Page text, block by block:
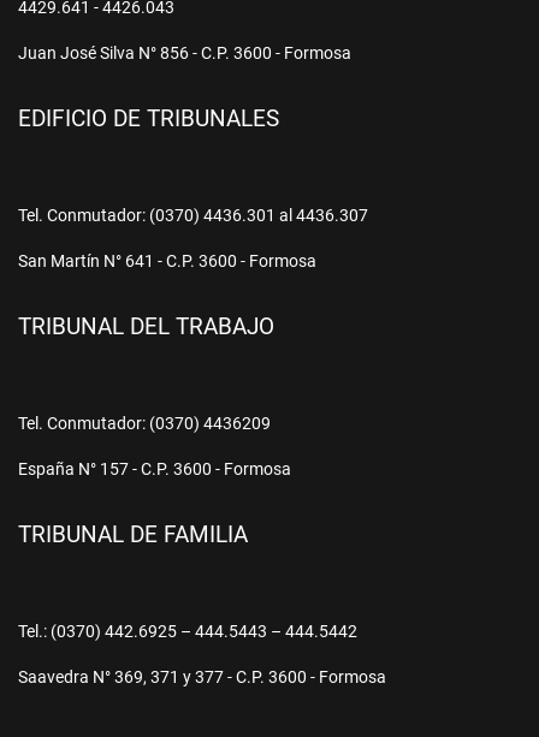
4429.641 - 4426.043
Juan José Silva N° 856 - C.P. 3600 - Formosa
EDIFICIO DE TRIBUNALES
Tel. Conmutador: (0370) 4436.301 al 4436.307
San Martín N° 641 - C.P. 3600 - Formosa
TRIBUNAL DEL TRABAJO
Tel. Conmutador: (0370) 4436209
España N° 157 - C.P. 3600 - Formosa
TRIBUNAL DE FAMILIA
Tel.: (0370) 442.6925 – 444.5443 – 444.5442
Saavedra N° 369, 371 y 377 - C.P. 3600 - Formosa